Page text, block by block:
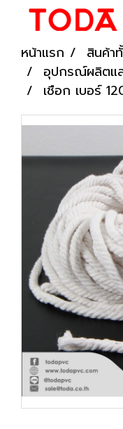
หน้าแรก
สินค้า
อุปกรณ์ผลิตแ
เชือก เบอร์